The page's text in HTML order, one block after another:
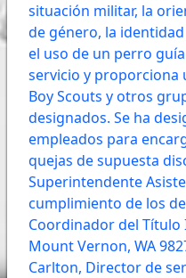
situación militar, la
de género, la
el uso de un perro
servicio y proporciona
Boy Scouts y otros
designados. Se ha
empleados para
quejas de supuesta
Superintendente
cumplimiento de los
Coordinador del Título
Mount Vernon, WA
Carlton, Director de